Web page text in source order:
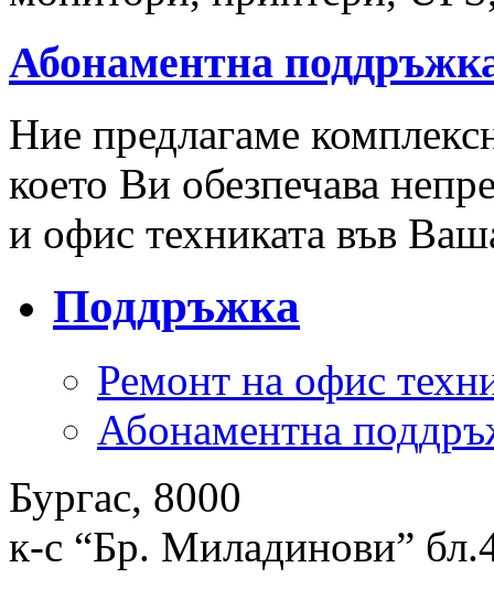
Абонаментна
Ние предлагаме
което Ви обезпечава
и офис техниката във
Поддръжка
Ремонт на офис
Абонаментна
Бургас, 8000
к-с “Бр. Миладинови”